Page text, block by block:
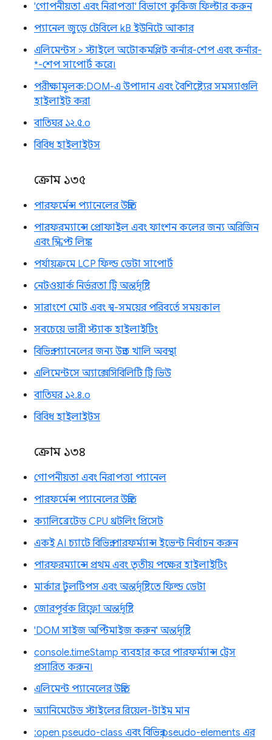
'গোপনীয়তা এবং নিরাপত্তা' বিভাগে কুকিজ ফিল্টার করুন
প্যানেল জুড়ে টেবিলে kB ইউনিটে আকার
এলিমেন্টস > স্টাইলে অটোকমপ্লিট কর্নার-শেপ এবং কর্নার-
*-শেপ সাপোর্ট করে।
পরীক্ষামূলক: DOM-এ উপাদান এবং বৈশিষ্ট্যের সমস্যাগুলি
হাইলাইট করা
বাতিঘর ১২.৫.০
বিবিধ হাইলাইটস
ক্রোম ১৩৫
পারফর্মেন্স প্যানেলের উন্নতি
পারফরম্যান্সে প্রোফাইল এবং ফাংশন কলের জন্য অরিজিন
এবং স্ক্রিপ্ট লিঙ্ক
পর্যায়ক্রমে LCP ফিল্ড ডেটা সাপোর্ট
নেটওয়ার্ক নির্ভরতা ট্রি অন্তর্দৃষ্টি
সারাংশে মোট এবং স্ব-সময়ের পরিবর্তে সময়কাল
সবচেয়ে ভারী স্ট্যাক হাইলাইটিং
বিভিন্ন প্যানেলের জন্য উন্নত খালি অবস্থা
এলিমেন্টসে অ্যাক্সেসিবিলিটি ট্রি ভিউ
বাতিঘর ১২.৪.০
বিবিধ হাইলাইটস
ক্রোম ১৩৪
গোপনীয়তা এবং নিরাপত্তা প্যানেল
পারফর্মেন্স প্যানেলের উন্নতি
ক্যালিব্রেটেড CPU থ্রটলিং প্রিসেট
একই AI চ্যাটে বিভিন্ন পারফর্ম্যান্স ইভেন্ট নির্বাচন করুন
পারফরম্যান্সে প্রথম এবং তৃতীয় পক্ষের হাইলাইটিং
মার্কার টুলটিপস এবং অন্তর্দৃষ্টিতে ফিল্ড ডেটা
জোরপূর্বক রিফ্লো অন্তর্দৃষ্টি
'DOM সাইজ অপ্টিমাইজ করুন' অন্তর্দৃষ্টি
console.timeStamp ব্যবহার করে পারফর্ম্যান্স ট্রেস
প্রসারিত করুন।
এলিমেন্ট প্যানেলের উন্নতি
অ্যানিমেটেড স্টাইলের রিয়েল-টাইম মান
:open pseudo-class এবং বিভিন্ন pseudo-elements এর